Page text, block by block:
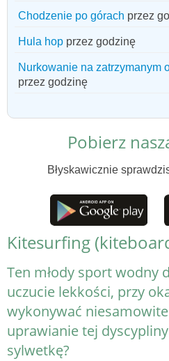
Chodzenie po górach przez
Hula hop przez godzinę
Nurkowanie na zatrzymanym
przez godzinę
Pobierz
Błyskawicznie
Kitesurfing
Ten młody sport wodny
uczucie lekkości, przy
wykonywać
uprawianie tej
sylwetkę?